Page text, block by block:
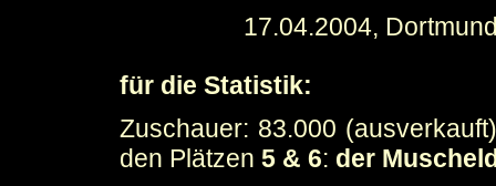
17.04.2004,
für die Statistik:
Zuschauer: 83.000
den Plätzen 5 & 6: der